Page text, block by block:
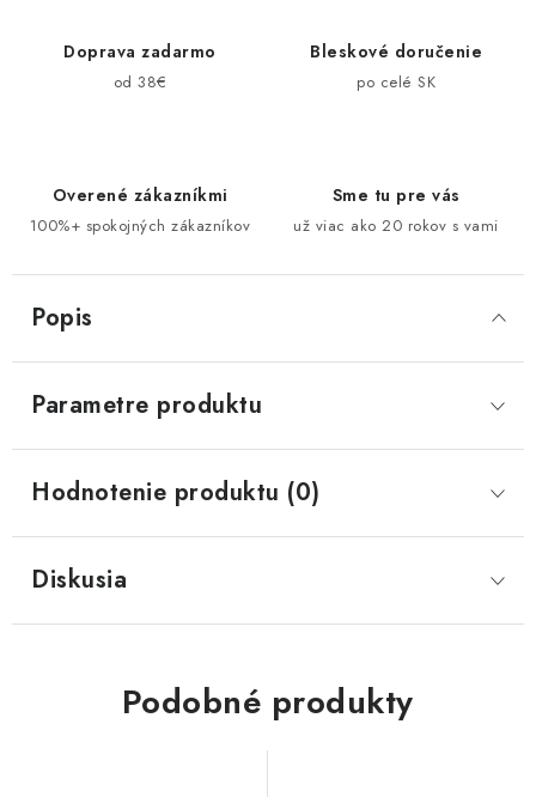
Doprava zadarmo
od 38€
Bleskové doručenie
po celé SK
Overené zákazníkmi
100%+ spokojných zákazníkov
Sme tu pre vás
už viac ako 20 rokov s vami
Popis
Parametre produktu
Hodnotenie produktu (0)
Diskusia
Podobné produkty